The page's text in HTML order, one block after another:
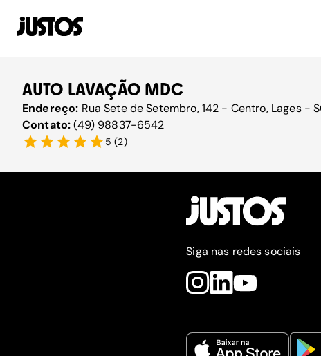
AUTO LAVAÇÃO MDC
Endereço: Rua Sete de Setembro, 142 - Centro, Lages -
Contato:(49) 98837-6542
5 (2)
Siga nas redes sociais